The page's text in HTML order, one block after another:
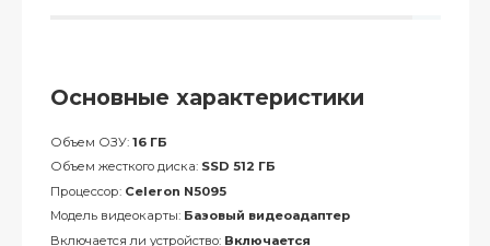
Основные характеристики
Объем ОЗУ: 16 ГБ
Объем жесткого диска: SSD 512 ГБ
Процессор: Celeron N5095
Модель видеокарты: Базовый видеоадаптер
Включается ли устройство: Включается